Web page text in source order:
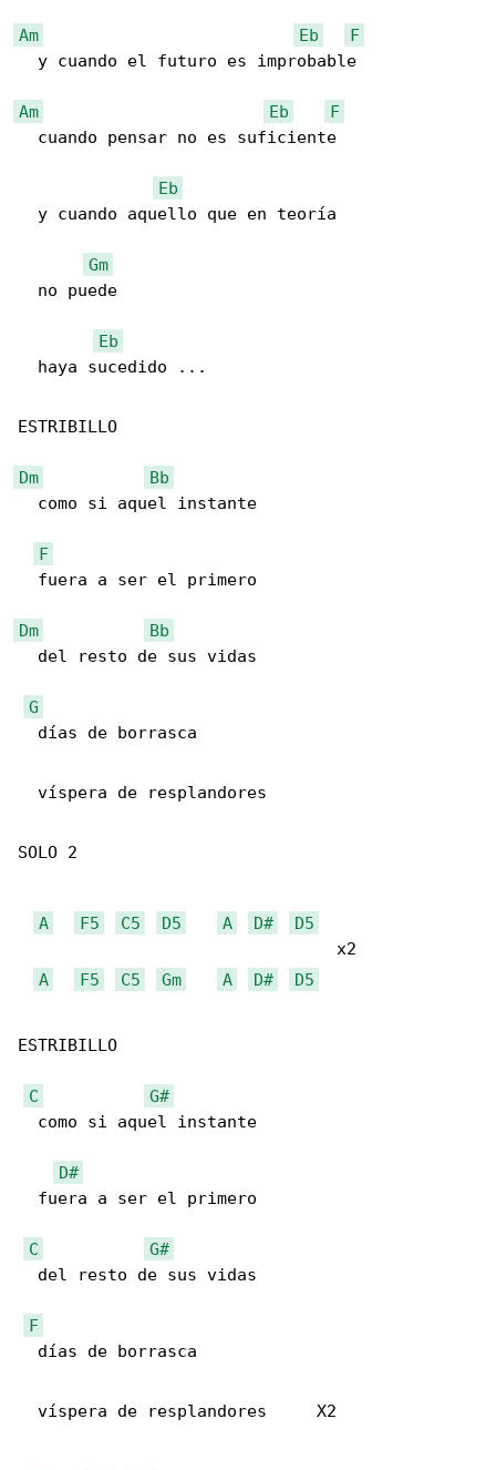
Am Eb
F
  y cuando el futuro es improbable
Am Eb
F
  cuando pensar no es suficiente
Eb
  y cuando aquello que en teoría
Gm
  no puede
Eb
  haya sucedido ...
ESTRIBILLO
Dm
Bb
  como si aquel instante
F
  fuera a ser el primero
Dm
Bb
  del resto de sus vidas
G
  días de borrasca
  víspera de resplandores
SOLO 2
A F5 C5 D5 A D#
D5
                                x2
A
F5 C5 Gm A D# D5
ESTRIBILLO
C
G#
  como si aquel instante
D#
  fuera a ser el primero
C
G#
  del resto de sus vidas
F
  días de borrasca
  víspera de resplandores     X2